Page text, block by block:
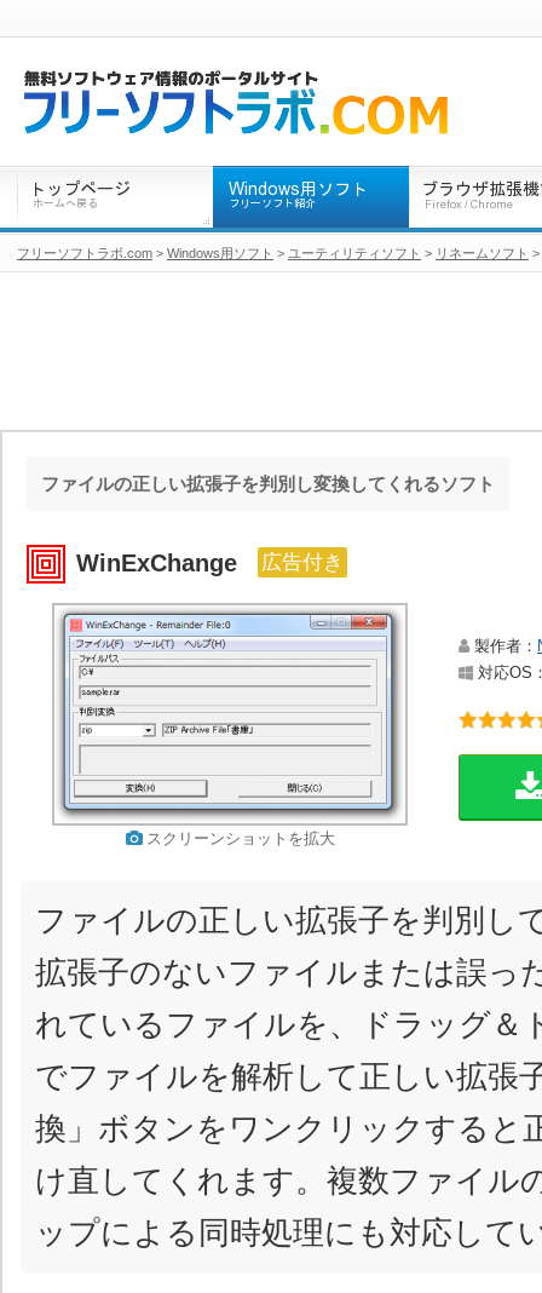
ファイルの正しい拡張子を判別し変換してくれるソフト
WinExChange 広告付き
スクリーンショットを拡大
製作者：
対応OS
ファイルの正しい拡張子を判別し
拡張子のないファイルまたは誤っ
れているファイルを、ドラッグ＆
でファイルを解析して正しい拡張
換」ボタンをワンクリックすると
け直してくれます。複数ファイル
ップによる同時処理にも対応して
フリーソフトラボ.com > Windows用ソフト > ユーティリティソフト > リネームソフト >